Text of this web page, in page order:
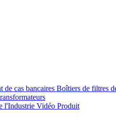
de cas bancaires Boîtiers de filtres
l'Industrie Vidéo Produit